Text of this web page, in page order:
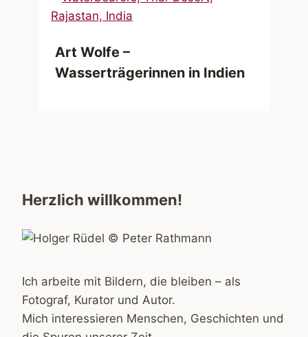
Art Wolfe –
Wasserträgerinnen in Indien
Herzlich willkommen!
Ich arbeite mit Bildern, die bleiben – als
Fotograf, Kurator und Autor.
Mich interessieren Menschen, Geschichten und